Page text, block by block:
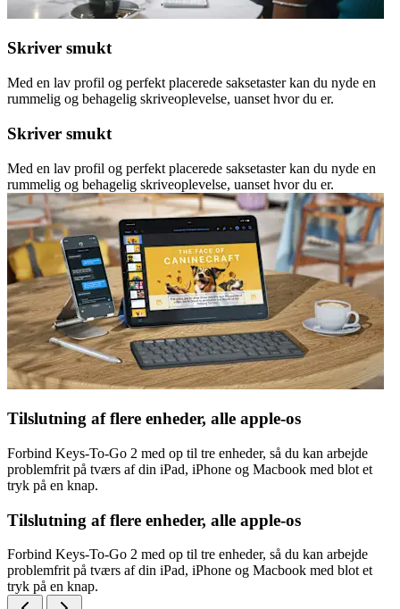
Skriver smukt
Med en lav profil og perfekt placerede saksetaster kan du nyde en
rummelig og behagelig skriveoplevelse, uanset hvor du er.
Skriver smukt
Med en lav profil og perfekt placerede saksetaster kan du nyde en
rummelig og behagelig skriveoplevelse, uanset hvor du er.
Tilslutning af flere enheder, alle apple-os
Forbind Keys-To-Go 2 med op til tre enheder, så du kan arbejde
problemfrit på tværs af din iPad, iPhone og Macbook med blot et
tryk på en knap.
Tilslutning af flere enheder, alle apple-os
Forbind Keys-To-Go 2 med op til tre enheder, så du kan arbejde
problemfrit på tværs af din iPad, iPhone og Macbook med blot et
tryk på en knap.